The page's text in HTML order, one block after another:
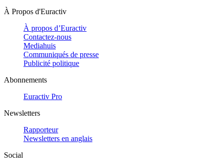
À Propos d'Euractiv
À propos d’Euractiv
Contactez-nous
Mediahuis
Communiqués de presse
Publicité politique
Abonnements
Euractiv Pro
Newsletters
Rapporteur
Newsletters en anglais
Social